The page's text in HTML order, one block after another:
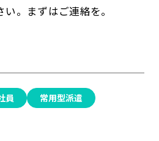
。まずはご連絡を。
員 常用型派遣